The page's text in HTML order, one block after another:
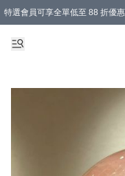
特選會員可享全單低至 88 折優惠